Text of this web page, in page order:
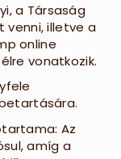
a Társaság
venni, illetve a
online
vonatkozik.
Az
amíg a